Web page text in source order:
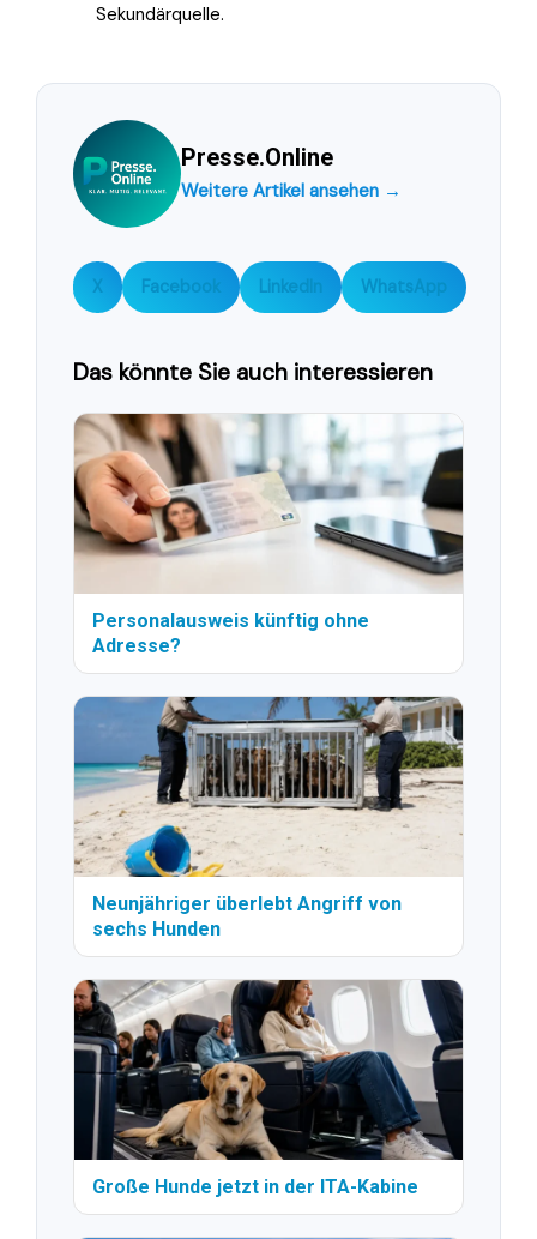
Sekundärquelle.
Presse.Online
Weitere Artikel ansehen →
X Facebook LinkedIn WhatsApp
Das könnte Sie auch interessieren
Personalausweis künftig ohne
Adresse?
Neunjähriger überlebt Angriff von
sechs Hunden
Große Hunde jetzt in der ITA-Kabine